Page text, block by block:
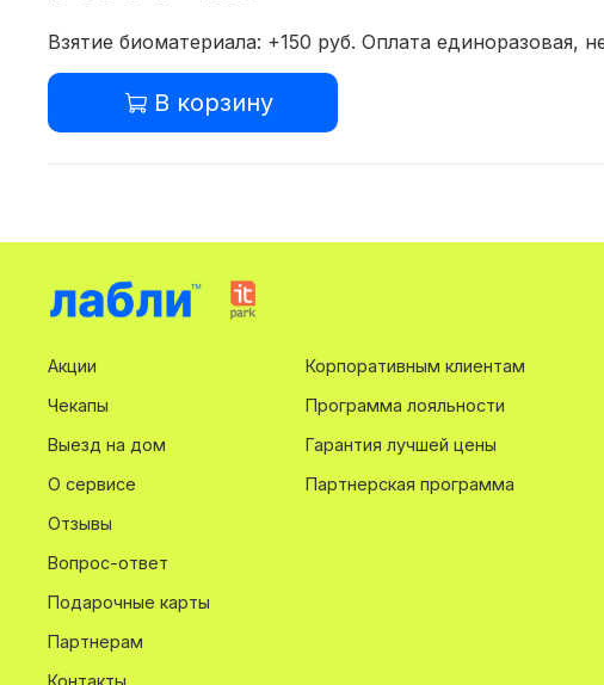
Взятие биоматериала: +150 руб. Оплата единоразовая,
В корзину
Акции
Чекапы
Выезд на дом
О сервисе
Отзывы
Вопрос-ответ
Подарочные карты
Партнерам
Контакты
Корпоративным клиентам
Программа лояльности
Гарантия лучшей цены
Партнерская программа